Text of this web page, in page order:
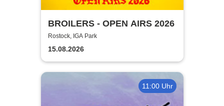
BROILERS - OPEN AIRS 2026
Rostock, IGA Park
15.08.2026
11:00 Uhr